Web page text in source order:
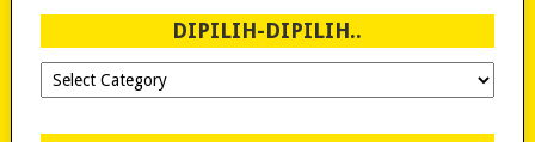
DIPILIH-DIPILIH..
Dipilih-
dipilih..